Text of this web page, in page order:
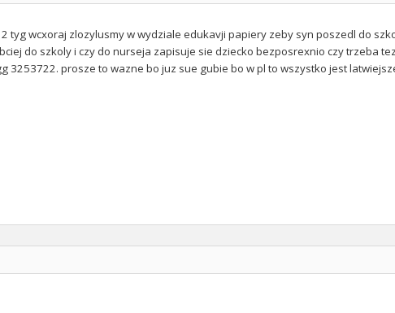
tyg wcxoraj zlozylusmy w wydziale edukavji papiery zeby syn poszedl do
do szkoly i czy do nurseja zapisuje sie dziecko bezposrexnio czy trzeba
3253722. prosze to wazne bo juz sue gubie bo w pl to wszystko jest